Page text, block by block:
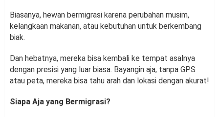
Biasanya, hewan bermigrasi karena perubahan musim,
kelangkaan makanan, atau kebutuhan untuk berkembang
biak.
Dan hebatnya, mereka bisa kembali ke tempat asalnya
dengan presisi yang luar biasa. Bayangin aja, tanpa GPS
atau peta, mereka bisa tahu arah dan lokasi dengan akurat!
Siapa Aja yang Bermigrasi?